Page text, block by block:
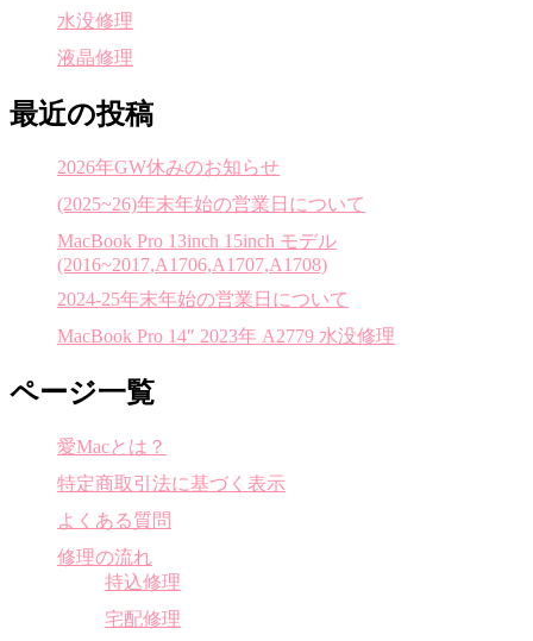
水没修理
液晶修理
最近の投稿
2026年GW休みのお知らせ
(2025~26)年末年始の営業日について
MacBook Pro 13inch 15inch モデル
(2016~2017,A1706,A1707,A1708)
2024-25年末年始の営業日について
MacBook Pro 14″ 2023年 A2779 水没修理
ページ一覧
愛Macとは？
特定商取引法に基づく表示
よくある質問
修理の流れ
持込修理
宅配修理